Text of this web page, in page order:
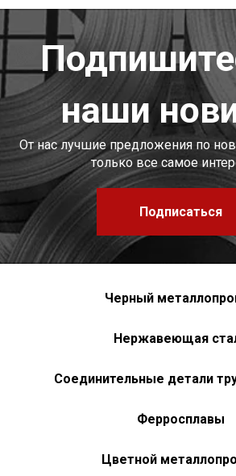
наши
От нас лучшие предложения по
только все самое
Подписаться
Черный
Нержавеющая
Соединительные детали
Ферросплавы
Цветной